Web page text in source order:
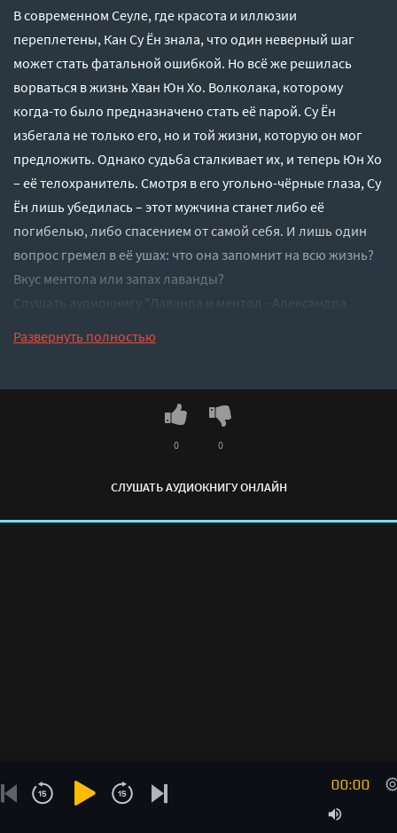
В современном Сеуле, где красота и иллюзии
переплетены, Кан Су Ён знала, что один неверный шаг
может стать фатальной ошибкой. Но всё же решилась
ворваться в жизнь Хван Юн Хо. Волколака, которому
когда-то было предназначено стать её парой. Су Ён
избегала не только его, но и той жизни, которую он мог
предложить. Однако судьба сталкивает их, и теперь Юн Хо
– её телохранитель. Смотря в его угольно-чёрные глаза, Су
Ён лишь убедилась – этот мужчина станет либо её
погибелью, либо спасением от самой себя. И лишь один
вопрос гремел в её ушах: что она запомнит на всю жизнь?
Вкус ментола или запах лаванды?
Слушать аудиокнигу "Лаванда и ментол - Александра
Развернуть полностью
СЛУШАТЬ АУДИОКНИГУ ОНЛАЙН
0 0
00:00